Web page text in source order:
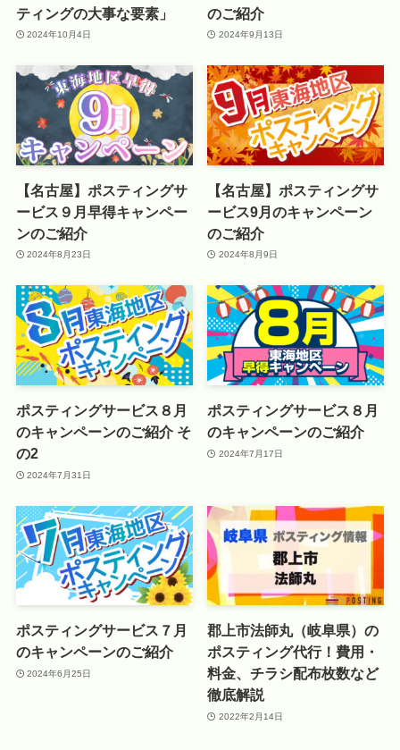
ティングの大事な要素」
2024年10月4日
のご紹介
2024年9月13日
【名古屋】ポスティングサ
ービス９月早得キャンペー
ンのご紹介
2024年8月23日
【名古屋】ポスティングサ
ービス9月のキャンペーン
のご紹介
2024年8月9日
ポスティングサービス８月
のキャンペーンのご紹介 そ
の2
2024年7月31日
ポスティングサービス８月
のキャンペーンのご紹介
2024年7月17日
ポスティングサービス７月
のキャンペーンのご紹介
2024年6月25日
郡上市法師丸（岐阜県）の
ポスティング代行！費用・
料金、チラシ配布枚数など
徹底解説
2022年2月14日